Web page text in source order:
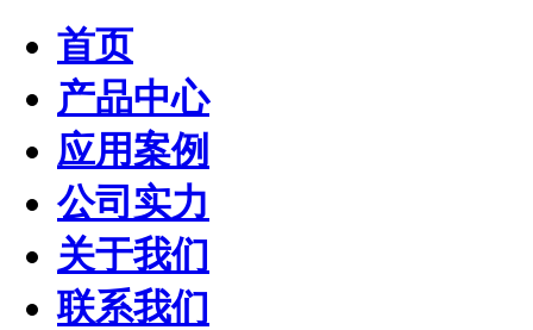
首页
产品中心
应用案例
公司实力
关于我们
联系我们